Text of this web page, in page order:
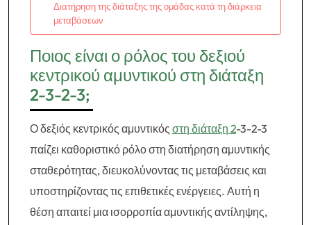
Διατήρηση της διάταξης της ομάδας κατά τη διάρκεια
μεταβάσεων
Ποιος είναι ο ρόλος του δεξιού
κεντρικού αμυντικού στη διάταξη
2-3-2-3;
Ο δεξιός κεντρικός αμυντικός στη διάταξη 2-3-2-3
παίζει καθοριστικό ρόλο στη διατήρηση αμυντικής
σταθερότητας, διευκολύνοντας τις μεταβάσεις και
υποστηρίζοντας τις επιθετικές ενέργειες. Αυτή η
θέση απαιτεί μια ισορροπία αμυντικής αντίληψης,